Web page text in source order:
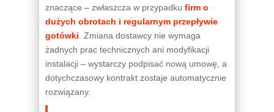
znaczące – zwłaszcza w przypadku firm o
dużych obrotach i regularnym przepływie
gotówki . Zmiana dostawcy nie wymaga
żadnych prac technicznych ani modyfikacji
instalacji – wystarczy podpisać nową umowę, a
dotychczasowy kontrakt zostaje automatycznie
rozwiązany.